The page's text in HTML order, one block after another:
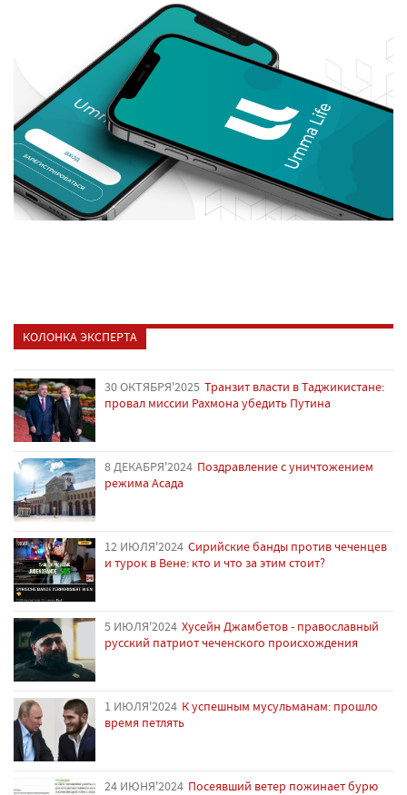
КОЛОНКА ЭКСПЕРТА
30 ОКТЯБРЯ'2025 Транзит власти в Таджикистане:
провал миссии Рахмона убедить Путина
8 ДЕКАБРЯ'2024 Поздравление с уничтожением
режима Асада
12 ИЮЛЯ'2024 Сирийские банды против чеченцев
и турок в Вене: кто и что за этим стоит?
5 ИЮЛЯ'2024 Хусейн Джамбетов - православный
русский патриот чеченского происхождения
1 ИЮЛЯ'2024 К успешным мусульманам: прошло
время петлять
24 ИЮНЯ'2024 Посеявший ветер пожинает бурю